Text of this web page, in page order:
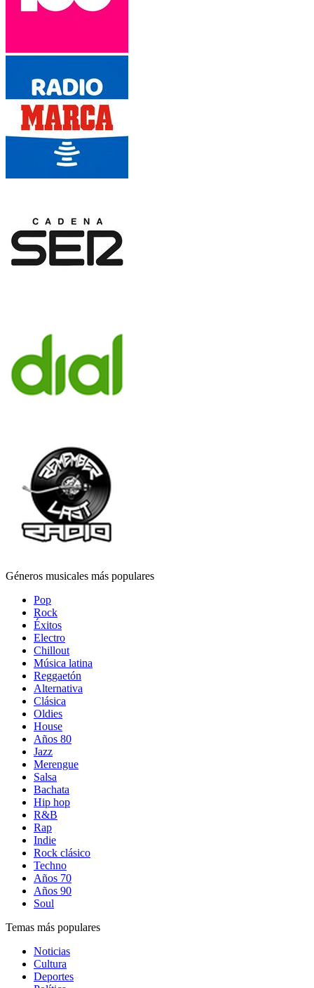
Géneros musicales más populares
Pop
Rock
Éxitos
Electro
Chillout
Música latina
Reggaetón
Alternativa
Clásica
Oldies
House
Años 80
Jazz
Merengue
Salsa
Bachata
Hip hop
R&B
Rap
Indie
Rock clásico
Techno
Años 70
Años 90
Soul
Temas más populares
Noticias
Cultura
Deportes